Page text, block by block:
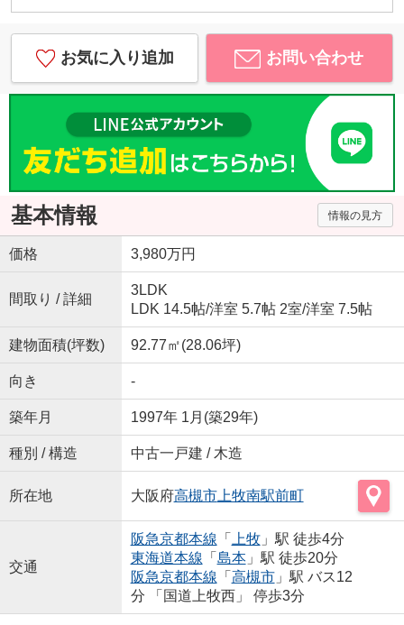
お気に入り追加 お問い合わせ
基本情報 情報の見方
価格 3,980万円
間取り / 詳細
3LDK
LDK 14.5帖/洋室 5.7帖 2室/洋室 7.5帖
建物面積(坪数) 92.77㎡(28.06坪)
向き -
築年月 1997年 1月(築29年)
種別 / 構造 中古一戸建 / 木造
所在地 大阪府高槻市上牧南駅前町
交通
阪急京都本線 「 上牧」駅 徒歩4分
東海道本線 「 島本」駅 徒歩20分
阪急京都本線 「 高槻市」駅 バス12
分 「国道上牧西」 停歩3分